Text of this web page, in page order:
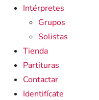
Intérpretes
Grupos
Solistas
Tienda
Partituras
Contactar
Identifícate